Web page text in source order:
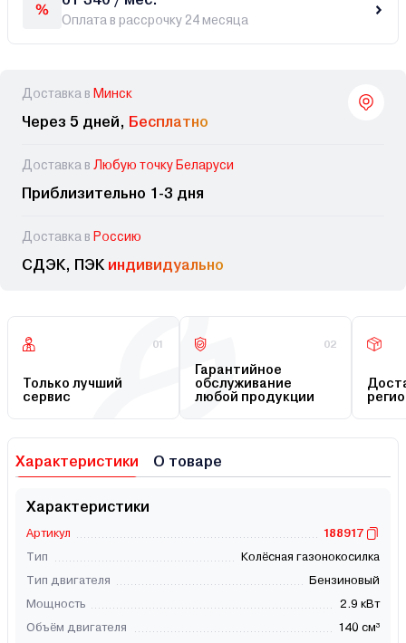
Оплата в рассрочку 24 месяца
Доставка в Минск
Через 5 дней, Бесплатно
Доставка в Любую точку Беларуси
Приблизительно 1-3 дня
Доставка в Россию
СДЭК, ПЭК индивидуально
01
Только лучший
сервис
02
Гарантийное
обслуживание
любой продукции
Характеристики О товаре
Характеристики
Артикул
188917
Тип
Колёсная газонокосилка
Тип двигателя
Бензиновый
Мощность
2.9 кВт
Объём двигателя
140 см³